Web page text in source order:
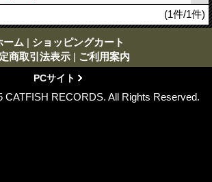
(1件/1件)
ーム | ショッピングカート
商取引法表示 | ご利用案内
PCサイト
CATFISH RECORDS. All Rights Reserved.